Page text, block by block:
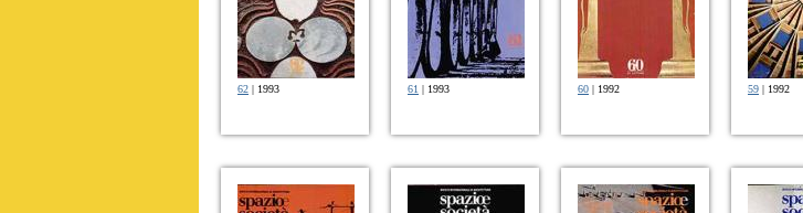
62 | 1993 61 | 1993 60 | 1992 59 | 1992